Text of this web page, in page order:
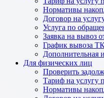
Нормативы
Договор на
Услуга по
Заявка на вывоз
График вывоза
Дополнительная
Для физических лиц
Проверить
Тариф на
Нормативы